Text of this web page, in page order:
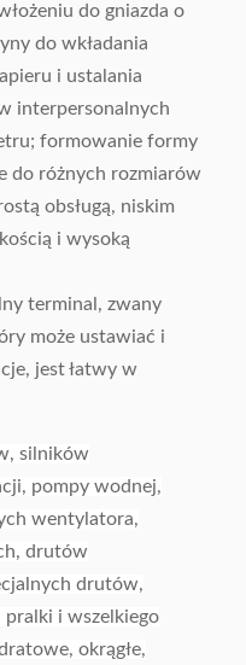
do gniazda o
do wkładania
i ustalania
interpersonalnych
formowanie formy
do różnych rozmiarów
obsługą, niskim
i wysoką
terminal, zwany
może ustawiać i
jest łatwy w
silników
pompy wodnej,
wentylatora,
drutów
drutów,
i wszelkiego
okrągłe,